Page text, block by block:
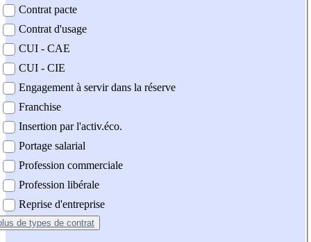
Contrat pacte
Contrat d'usage
CUI - CAE
CUI - CIE
Engagement à servir dans la réserve
Franchise
Insertion par l'activ.éco.
Portage salarial
Profession commerciale
Profession libérale
Reprise d'entreprise
de types de contrat